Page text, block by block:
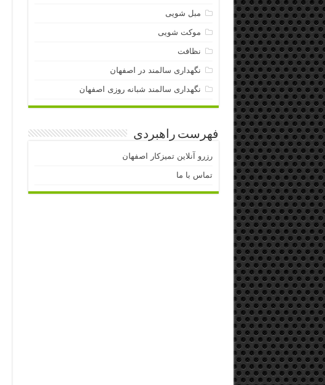
مبل شویی
موکت شویی
نظافت
نگهداری سالمند در اصفهان
نگهداری سالمند شبانه روزی اصفهان
فهرست راهبردی
رزرو آنلاین تمیزکار اصفهان
تماس با ما